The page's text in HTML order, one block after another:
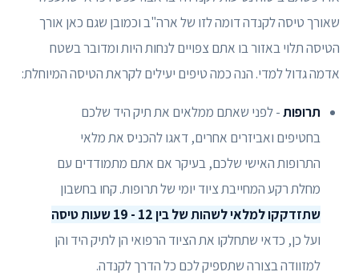
שאורך טיסה לקנדה דומה לזו של ארה"ב וכמובן שגם כאן אורך
הטיסה תלוי באזור בו אתם צפויים לנחות היות ומדובר בשטח
אדמה גדול למדי. הנה כמה טיפים יעילים לקראת הטיסה המיוחלת:
תרופות- לפני שאתם ממלאים את תיק היד שלכם
בחטיפים ואביזרים אחרים, דאגו להכניס את מלאי
התרופות האישי שלכם, בעיקר אם אתם מתמודדים עם
מחלת רקע המחייבת ציוד יומי של תרופות. קחו בחשבון
שתזדקקו למלאי לשהות של בין 12 - 19 שעות טיסה
ועל כן, כדאי שתחלקו את הציוד הרפואי הן לתיק היד והן
למזוודה בצורה שתספיק לכם כל הדרך לקנדה.